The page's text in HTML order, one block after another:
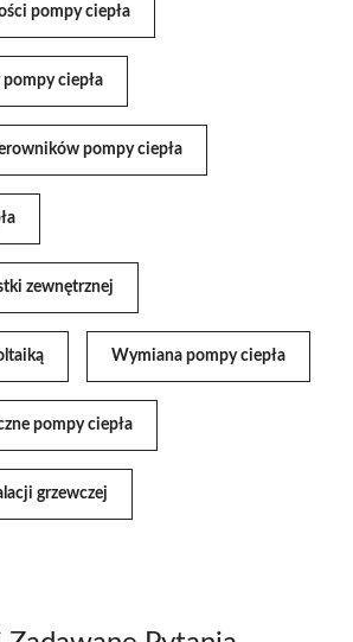
pompy ciepła
pompy ciepła
pompy ciepła
zewnętrznej
Wymiana pompy ciepła
pompy ciepła
grzewczej